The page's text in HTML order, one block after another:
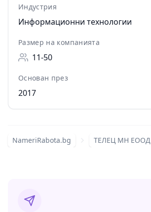
Индустрия
Информационни технологии
Размер на компанията
11-50
Основан през
2017
NameriRabota.bg ТЕЛЕЦ МН ЕООД